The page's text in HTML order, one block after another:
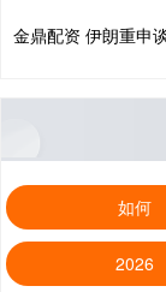
金鼎配资 伊朗重申
如何
2026